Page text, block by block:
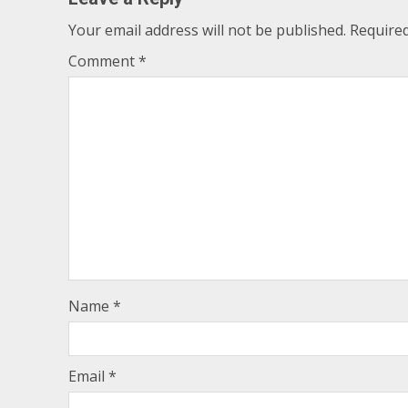
Your email address will not be published.
Comment*
Name *
Email *